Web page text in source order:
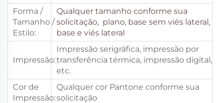
Forma /
Tamanho /
Estilo:
Qualquer tamanho conforme sua
solicitação, plano, base sem viés lateral,
base e viés lateral
Impressão:
Impressão serigráfica, impressão por
transferência térmica, impressão digital,
etc.
Cor de
Impressão:
Qualquer cor Pantone conforme sua
solicitação